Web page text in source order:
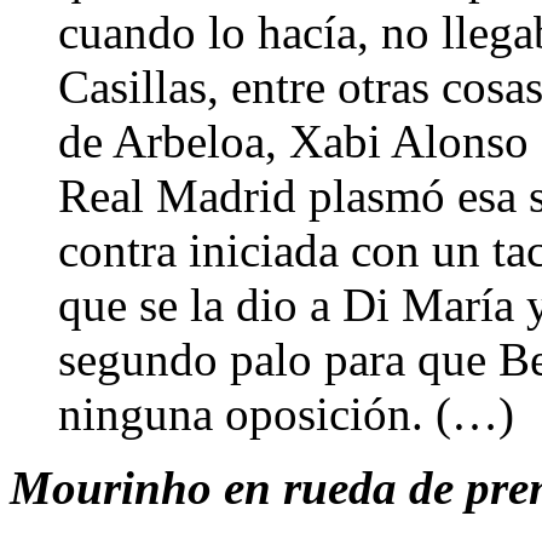
cuando lo hacía, no
Casillas, entre otras
de Arbeloa, Xabi
Real Madrid plasmó
contra iniciada con un
que se la dio a Di María
segundo palo para que
ninguna oposición. (…)
Mourinho en rueda de